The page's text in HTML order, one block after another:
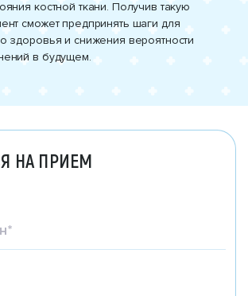
костной ткани. Получив такую
сможет предпринять шаги для
здоровья и снижения вероятности
в будущем.
НА ПРИЕМ